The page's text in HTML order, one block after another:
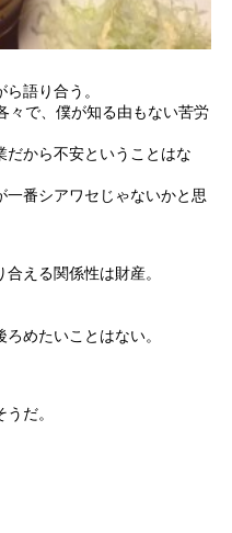
語り合う。
々で、僕が知る由もない苦労
だから不安ということはな
番シアワセじゃないかと思
える関係性は財産。
めたいことはない。
だ。